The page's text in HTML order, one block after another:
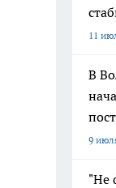
11
В
9
"Не